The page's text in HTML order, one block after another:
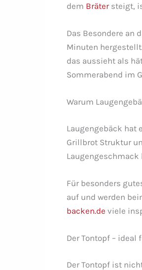
dem Brätersteigt,
Das Besondere an
Minuten
das aussieht als
Sommerabend im
Warum
Laugengebäck hat
Grillbrot Struktur
Für besonders
auf und werden
backen.de viele
Der Tontopf – ideal
Der Tontopf ist